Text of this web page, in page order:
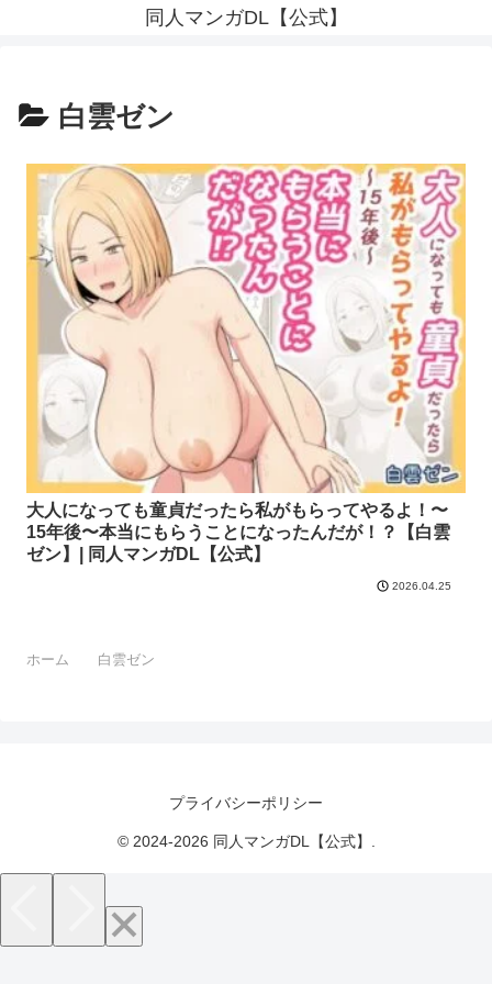
同人マンガDL【公式】
白雲ゼン
大人になっても童貞だったら私がもらってやるよ！〜
15年後〜本当にもらうことになったんだが！？【白雲
ゼン】| 同人マンガDL【公式】
2026.04.25
ホーム 白雲ゼン
プライバシーポリシー
© 2024-2026 同人マンガDL【公式】.